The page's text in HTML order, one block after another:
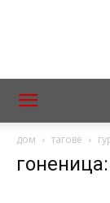
дом тагове